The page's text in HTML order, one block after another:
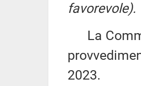
favorevole).
La
2023.